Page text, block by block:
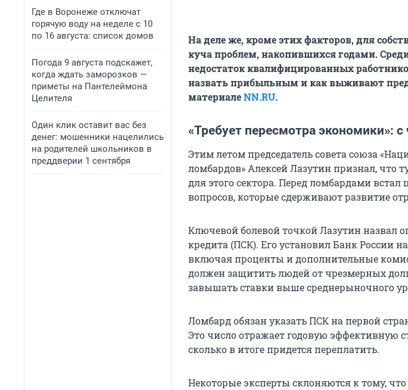
Где в Воронеже отключат
горячую воду на неделе с 10
по 16 августа: список домов
Погода 9 августа подскажет,
когда ждать заморозков —
приметы на Пантелеймона
Целителя
Один клик оставит вас без
денег: мошенники нацелились
на родителей школьников в
преддверии 1 сентября
На деле же, кроме этих факторов, для
куча проблем, накопившихся годами.
недостаток квалифицированных
назвать прибыльным и как выживают
материалеNN.RU.
«Требует пересмотра экономики»:
Этим летом председатель совета союза
ломбардов» Алексей Лазутин признал, что
для этого сектора. Перед ломбардами
вопросов, которые сдерживают развитие
Ключевой болевой точкой Лазутин назвал
кредита (ПСК). Его установил Банк России
включая проценты и дополнительные
должен защитить людей от чрезмерных
завышать ставки выше среднерыночного
Ломбард обязан указать ПСК на первой
Это число отражает годовую эффективную
сколько в итоге придется переплатить.
Некоторые эксперты склоняются к тому,